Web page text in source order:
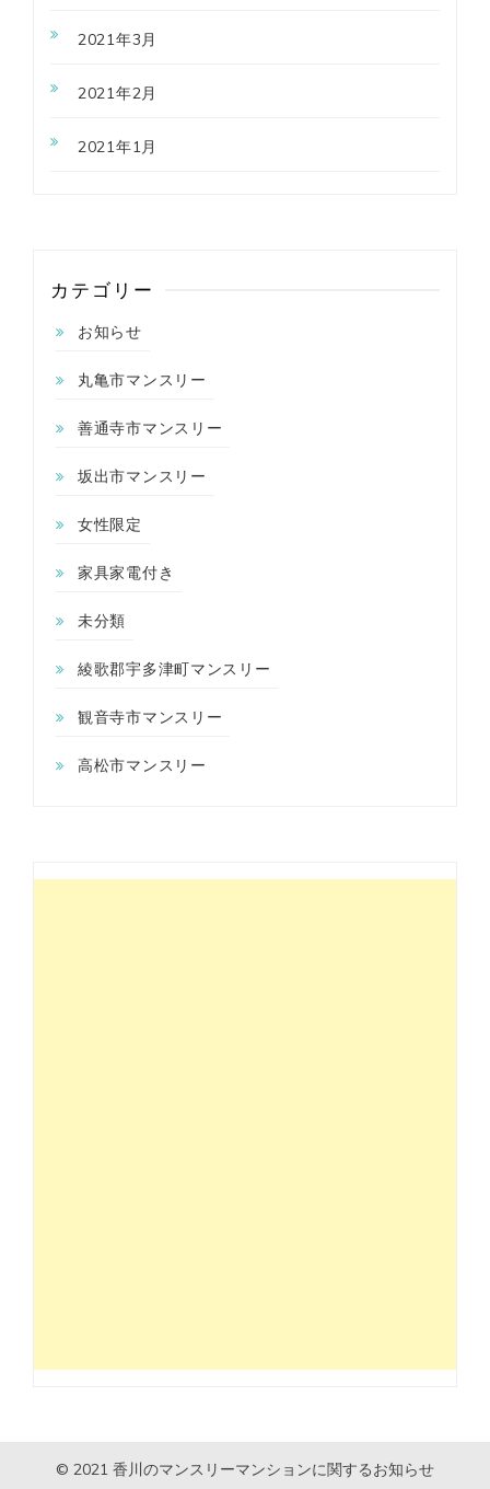
2021年3月
2021年2月
2021年1月
カテゴリー
お知らせ
丸亀市マンスリー
善通寺市マンスリー
坂出市マンスリー
女性限定
家具家電付き
未分類
綾歌郡宇多津町マンスリー
観音寺市マンスリー
高松市マンスリー
© 2021 香川のマンスリーマンションに関するお知らせ